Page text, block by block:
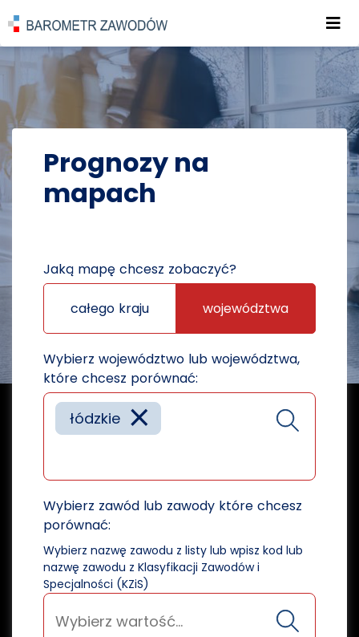
POWRÓT DO STRONY GŁÓWNEJ
PROGNOZY PROGNOZY NA MAPACH
Prognozy na
mapach
Jaką mapę chcesz zobaczyć?
całego kraju województwa
Wybierz województwo lub województwa,
które chcesz porównać:
×
łódzkie
Wybierz zawód lub zawody które chcesz
porównać:
Wybierz nazwę zawodu z listy lub wpisz kod lub
nazwę zawodu z Klasyfikacji Zawodów i
Specjalności (KZiS)